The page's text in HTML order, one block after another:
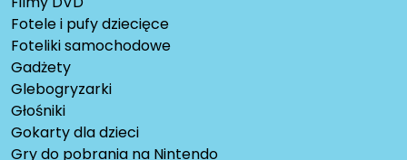
Fotele i pufy dziecięce
Foteliki samochodowe
Gadżety
Glebogryzarki
Głośniki
Gokarty dla dzieci
Gry do pobrania na Nintendo